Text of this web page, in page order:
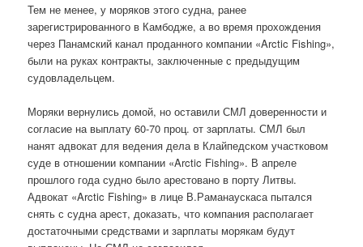
Тем не менее, у моряков этого судна, ранее
зарегистрированного в Камбодже, а во время прохождения
через Панамский канал проданного компании «Arctic Fishing»,
были на руках контракты, заключенные с предыдущим
судовладельцем.
Моряки вернулись домой, но оставили СМЛ доверенности и
согласие на выплату 60-70 проц. от зарплаты. СМЛ был
нанят адвокат для ведения дела в Клайпедском участковом
суде в отношении компании «Arctic Fishing». В апреле
прошлого года судно было арестовано в порту Литвы.
Адвокат «Arctic Fishing» в лице В.Раманаускаса пытался
снять с судна арест, доказать, что компания располагает
достаточными средствами и зарплаты морякам будут